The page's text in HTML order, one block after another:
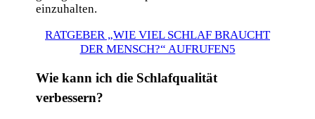
einzuhalten.
RATGEBER „WIE VIEL SCHLAF BRAUCHT
DER MENSCH?“ AUFRUFEN
Wie kann ich die Schlafqualität
verbessern?